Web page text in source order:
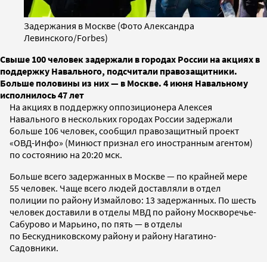
Задержания в Москве (Фото Александра
Левинского/Forbes)
Свыше 100 человек задержали в городах России на акциях в
поддержку Навального, подсчитали правозащитники.
Больше половины из них — в Москве. 4 июня Навальному
исполнилось 47 лет
На акциях в поддержку оппозиционера Алексея
Навального в нескольких городах России задержали
больше 106 человек, сообщил правозащитный проект
«ОВД-Инфо» (Минюст признал его иностранным агентом)
по состоянию на 20:20 мск.
Больше всего задержанных в Москве — по крайней мере
55 человек. Чаще всего людей доставляли в отдел
полиции по району Измайлово: 13 задержанных. По шесть
человек доставили в отделы МВД по району Москворечье-
Сабурово и Марьино, по пять — в отделы
по Бескудниковскому району и району Нагатино-
Садовники.